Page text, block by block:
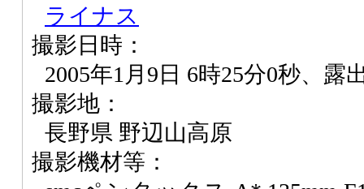
ライナス
撮影日時：
2005年1月9日 6時25分0秒、露
撮影地：
長野県 野辺山高原
撮影機材等：